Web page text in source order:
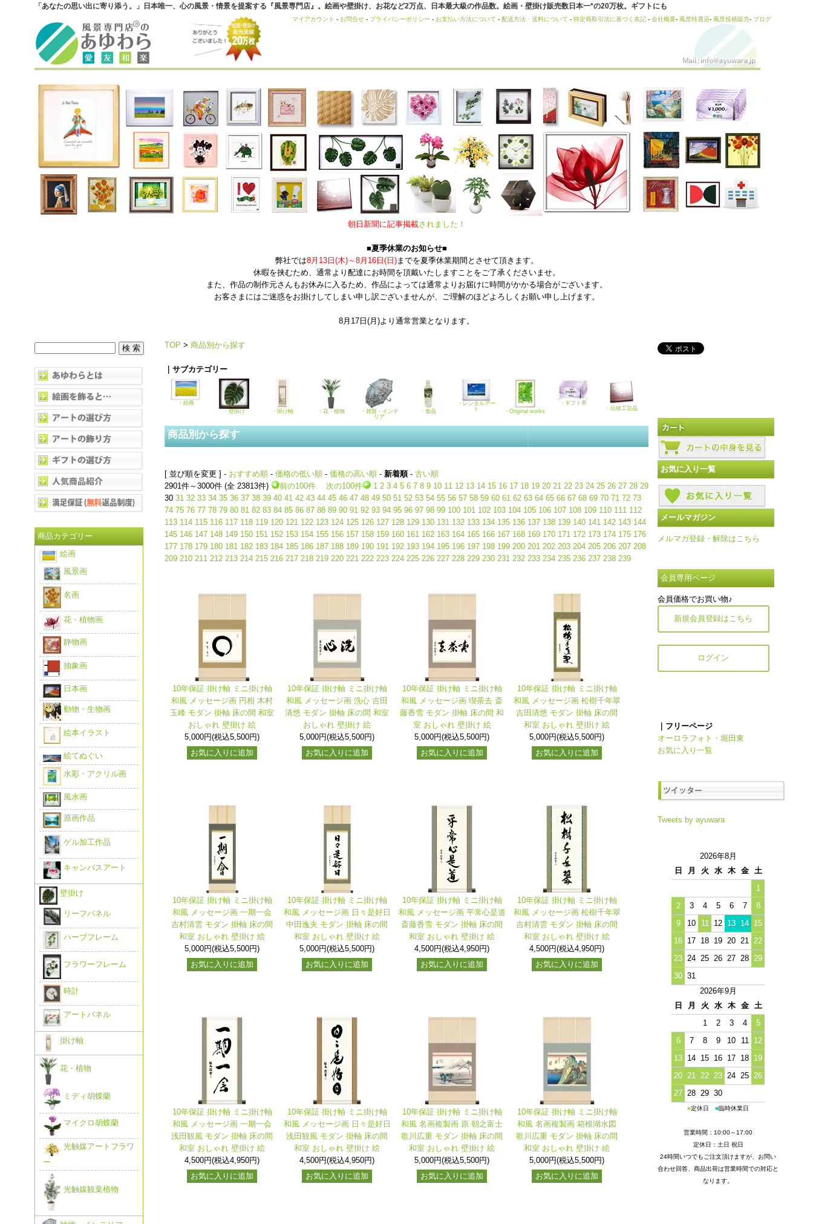
「あなたの思い出に寄り添う。」日本唯一、心の風景・情景を提案する『風景専門店』。絵画や壁掛け、お花など2万点、日本最大級の作品数。絵画・壁掛け販売数日本一*の20万枚。ギフトにも
マイアカウント - お問合せ - プライバシーポリシー - お支払い方法について - 配送方法・送料について - 特定商取引法に基づく表記 - 会社概要- 風景特選店- 風景投稿販売- ブログ
朝日新聞に記事掲載されました！
■夏季休業のお知らせ■
弊社では8月13日(木)～8月16日(日)までを夏季休業期間とさせて頂きます。
休暇を挟むため、通常より配達にお時間を頂戴いたしますことをご了承くださいませ。
また、作品の制作元さんもお休みに入るため、作品によっては通常よりお届けに時間がかかる場合がございます。
お客さまにはご迷惑をお掛けしてしまい申し訳ございませんが、ご理解のほどよろしくお願い申し上げます。
8月17日(月)より通常営業となります。
TOP > 商品別から探す
｜サブカテゴリー
・絵画
・壁掛け
・掛け軸 ・花・植物
・雑貨・インテ
リア
・食品
・レンタルアー
ト
・Original works
・ギフト券
・伝統工芸品
商品別から探す
[ 並び順を変更 ] - おすすめ順 - 価格の低い順 - 価格の高い順 - 新着順- 古い順
2901件～3000件 (全 23813件)
前の100件 次の100件 1 2 3 4 5 6 7 8 9 10 11 12 13 14 15 16 17 18 19 20 21 22 23 24 25 26 27 28 29
30 31 32 33 34 35 36 37 38 39 40 41 42 43 44 45 46 47 48 49 50 51 52 53 54 55 56 57 58 59 60 61 62 63 64 65 66 67 68 69 70 71 72 73
74 75 76 77 78 79 80 81 82 83 84 85 86 87 88 89 90 91 92 93 94 95 96 97 98 99 100 101 102 103 104 105 106 107 108 109 110 111 112
113 114 115 116 117 118 119 120 121 122 123 124 125 126 127 128 129 130 131 132 133 134 135 136 137 138 139 140 141 142 143 144
145 146 147 148 149 150 151 152 153 154 155 156 157 158 159 160 161 162 163 164 165 166 167 168 169 170 171 172 173 174 175 176
177 178 179 180 181 182 183 184 185 186 187 188 189 190 191 192 193 194 195 196 197 198 199 200 201 202 203 204 205 206 207 208
209 210 211 212 213 214 215 216 217 218 219 220 221 222 223 224 225 226 227 228 229 230 231 232 233 234 235 236 237 238 239
10年保証 掛け軸 ミニ掛け軸
和風 メッセージ画 円相 木村
玉峰 モダン 掛軸 床の間 和室
おしゃれ 壁掛け 絵
5,000円(税込5,500円)
お気に入りに追加
10年保証 掛け軸 ミニ掛け軸
和風 メッセージ画 洗心 吉田
清悠 モダン 掛軸 床の間 和室
おしゃれ 壁掛け 絵
5,000円(税込5,500円)
お気に入りに追加
10年保証 掛け軸 ミニ掛け軸
和風 メッセージ画 喫茶去 斎
藤香雪 モダン 掛軸 床の間 和
室 おしゃれ 壁掛け 絵
5,000円(税込5,500円)
お気に入りに追加
10年保証 掛け軸 ミニ掛け軸
和風 メッセージ画 松樹千年翠
吉田清悠 モダン 掛軸 床の間
和室 おしゃれ 壁掛け 絵
5,000円(税込5,500円)
お気に入りに追加
10年保証 掛け軸 ミニ掛け軸
和風 メッセージ画 一期一会
吉村清雲 モダン 掛軸 床の間
和室 おしゃれ 壁掛け 絵
5,000円(税込5,500円)
お気に入りに追加
10年保証 掛け軸 ミニ掛け軸
和風 メッセージ画 日々是好日
中田逸夫 モダン 掛軸 床の間
和室 おしゃれ 壁掛け 絵
5,000円(税込5,500円)
お気に入りに追加
10年保証 掛け軸 ミニ掛け軸
和風 メッセージ画 平常心是道
斎藤香雪 モダン 掛軸 床の間
和室 おしゃれ 壁掛け 絵
4,500円(税込4,950円)
お気に入りに追加
10年保証 掛け軸 ミニ掛け軸
和風 メッセージ画 松樹千年翠
吉村清雲 モダン 掛軸 床の間
和室 おしゃれ 壁掛け 絵
4,500円(税込4,950円)
お気に入りに追加
10年保証 掛け軸 ミニ掛け軸
和風 メッセージ画 一期一会
浅田観風 モダン 掛軸 床の間
和室 おしゃれ 壁掛け 絵
4,500円(税込4,950円)
お気に入りに追加
10年保証 掛け軸 ミニ掛け軸
和風 メッセージ画 日々是好日
浅田観風 モダン 掛軸 床の間
和室 おしゃれ 壁掛け 絵
4,500円(税込4,950円)
お気に入りに追加
10年保証 掛け軸 ミニ掛け軸
和風 名画複製画 原 朝之富士
歌川広重 モダン 掛軸 床の間
和室 おしゃれ 壁掛け 絵
5,000円(税込5,500円)
お気に入りに追加
10年保証 掛け軸 ミニ掛け軸
和風 名画複製画 箱根湖水図
歌川広重 モダン 掛軸 床の間
和室 おしゃれ 壁掛け 絵
5,000円(税込5,500円)
お気に入りに追加
商品カテゴリー
絵画
風景画
名画
花・植物画
静物画
抽象画
日本画
動物・生物画
絵本イラスト
絵てぬぐい
水彩・アクリル画
風水画
原画作品
ゲル加工作品
キャンバスアート
壁掛け
リーフパネル
ハーブフレーム
フラワーフレーム
時計
アートパネル
掛け軸
花・植物
ミディ胡蝶蘭
マイクロ胡蝶蘭
光触媒アートフラワ
ー
光触媒観葉植物
お気に入り一覧
メールマガジン
メルマガ登録・解除はこちら
会員専用ページ
会員価格でお買い物♪
新規会員登録はこちら
ログイン
｜フリーページ
オーロラフォト・堀田東
お気に入り一覧
Tweets by ayuwara
2026年8月
日
月 火 水 木 金
土
1
2
3 4 5 6 7
8
9
10 11 12 13 14 15
16 17 18 19 20 21
22
23 24 25 26 27 28 29
30 31
2026年9月
日
月 火 水 木 金
土
1
2 3 4
5
6
7 8 9 10 11
12
13 14 15 16 17 18 19
20 21 22 23 24 25 26
27 28 29 30
■定休日 ■臨時休業日
営業時間：10:00～17:00
定休日：土日 祝日
24時間いつでもご注文頂けますが、お問い
合わせ回答、商品出荷は営業時間での対応と
なります。